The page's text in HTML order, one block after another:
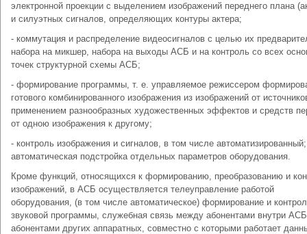
электронной проекции с выделением изображений переднего плана
и силуэтных сигналов, определяющих контуры актера;
- коммутация и распределение видеосигналов с целью их
набора на микшер, набора на выходы АСБ и на контроль со всех
точек структурной схемы АСБ;
- формирование программы, т. е. управляемое режиссером
готового комбинированного изображения из изображений от
применением разнообразных художественных эффектов и средств
от одною изображения к другому;
- контроль изображения и сигналов, в том числе автоматизированный;
автоматическая подстройка отдельных параметров оборудования.
Кроме функций, относящихся к формированию, преобразованию и
изображений, в АСБ осуществляется телеуправление работой
оборудования, (в том числе автоматическое) формирование и
звуковой программы, служебная связь между абонентами внутри
абонентами других аппаратных, совместно с которыми работает